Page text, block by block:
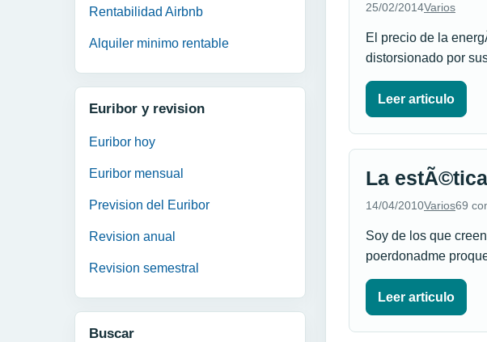
Rentabilidad Airbnb
Alquiler minimo rentable
Euribor y revision
Euribor hoy
Euribor mensual
Prevision del Euribor
Revision anual
Revision semestral
Buscar
25/02/2014Varios
El precio de la
distorsionado por
Leer articulo
La
14/04/2010Varios69
Soy de los que
poerdonadme
Leer articulo